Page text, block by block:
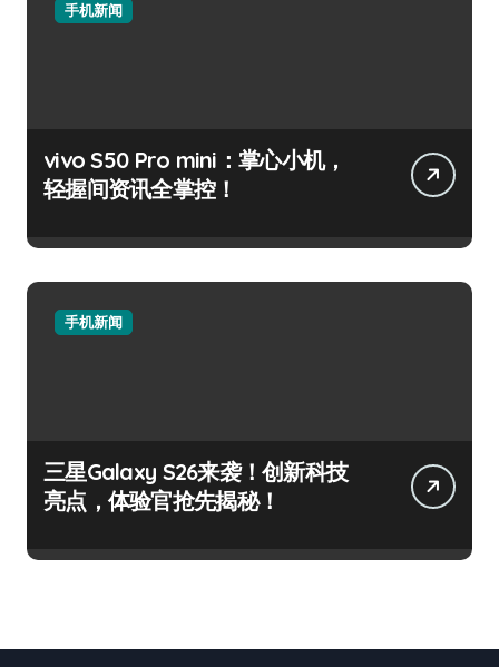
手机新闻
vivo S50 Pro mini：掌心小机，
轻握间资讯全掌控！
手机新闻
三星Galaxy S26来袭！创新科技
亮点，体验官抢先揭秘！